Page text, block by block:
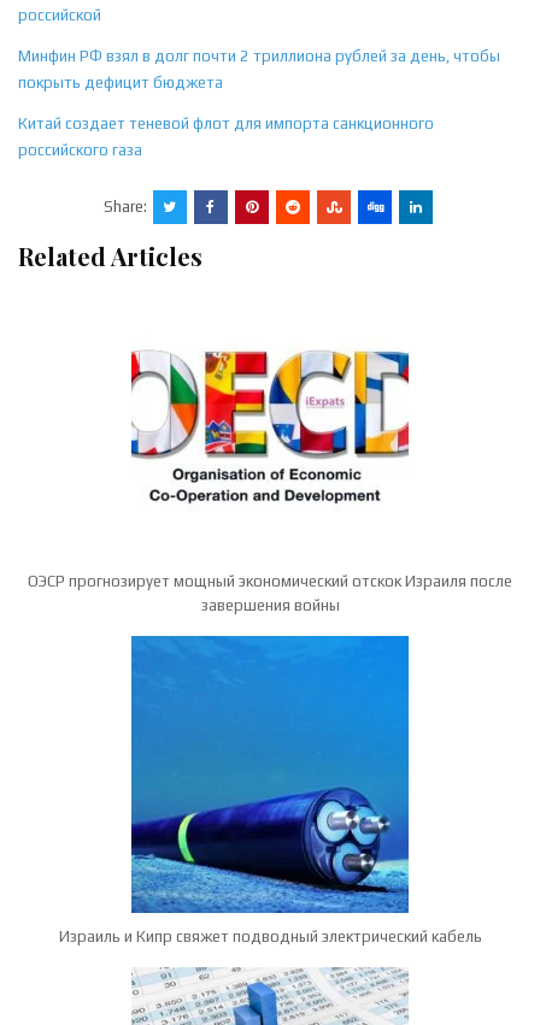
российской
Минфин РФ взял в долг почти 2 триллиона рублей за день, чтобы
покрыть дефицит бюджета
Китай создает теневой флот для импорта санкционного
российского газа
Share:
Related Articles
ОЭСР прогнозирует мощный экономический отскок Израиля после
завершения войны
Израиль и Кипр свяжет подводный электрический кабель